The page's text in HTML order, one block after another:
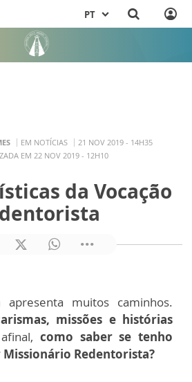
PT
EM NOTÍCIAS
21 NOV 2019 - 14H35
EM 22 NOV 2019 - 12H10
da Vocação
apresenta muitos caminhos.
missões e histórias
como saber se tenho
Redentorista?